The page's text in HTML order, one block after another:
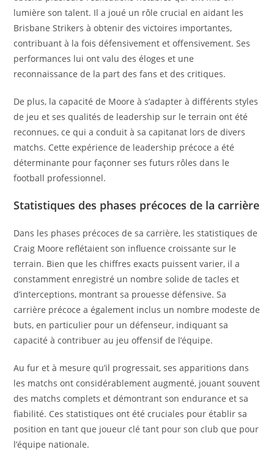
lumière son talent. Il a joué un rôle crucial en aidant les
Brisbane Strikers à obtenir des victoires importantes,
contribuant à la fois défensivement et offensivement. Ses
performances lui ont valu des éloges et une
reconnaissance de la part des fans et des critiques.
De plus, la capacité de Moore à s’adapter à différents styles
de jeu et ses qualités de leadership sur le terrain ont été
reconnues, ce qui a conduit à sa capitanat lors de divers
matchs. Cette expérience de leadership précoce a été
déterminante pour façonner ses futurs rôles dans le
football professionnel.
Statistiques des phases précoces de la carrière
Dans les phases précoces de sa carrière, les statistiques de
Craig Moore reflétaient son influence croissante sur le
terrain. Bien que les chiffres exacts puissent varier, il a
constamment enregistré un nombre solide de tacles et
d’interceptions, montrant sa prouesse défensive. Sa
carrière précoce a également inclus un nombre modeste de
buts, en particulier pour un défenseur, indiquant sa
capacité à contribuer au jeu offensif de l’équipe.
Au fur et à mesure qu’il progressait, ses apparitions dans
les matchs ont considérablement augmenté, jouant souvent
des matchs complets et démontrant son endurance et sa
fiabilité. Ces statistiques ont été cruciales pour établir sa
position en tant que joueur clé tant pour son club que pour
l’équipe nationale.